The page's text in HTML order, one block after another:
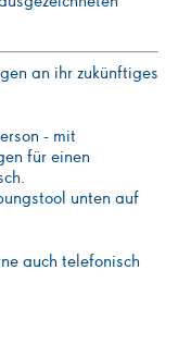
an ihr zukünftiges
- mit
für einen
unten auf
auch telefonisch